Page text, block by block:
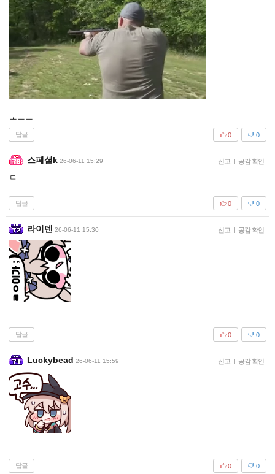
ㅗㅗㅗ
답글 0
0
스페셜k 26-06-11 15:29 신고 | 공감 확인
ㄷ
답글 0
0
라이덴 26-06-11 15:30 신고 | 공감 확인
답글 0
0
Luckybead 26-06-11 15:59 신고 | 공감 확인
답글 0
0